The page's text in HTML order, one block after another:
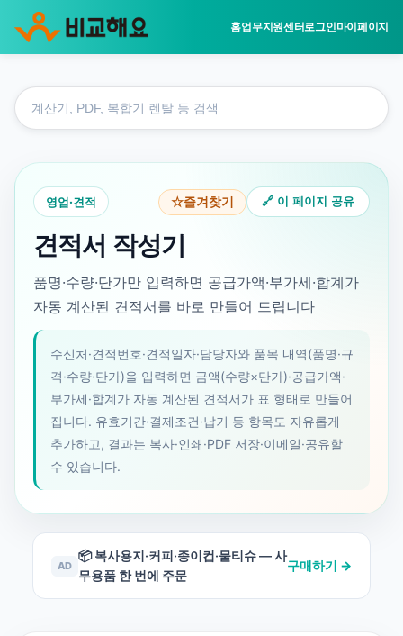
홈업무지원센터로그인마이페이지
업무지원센터
영업·견적
견적서 작성기
구
검
영업·견적 ☆즐겨찾기 🔗 이 페이지 공유
견적서 작성기
품명·수량·단가만 입력하면 공급가액·부가세·합계가
자동 계산된 견적서를 바로 만들어 드립니다
수신처·견적번호·견적일자·담당자와 품목 내역(품명·규
격·수량·단가)을 입력하면 금액(수량×단가)·공급가액·
부가세·합계가 자동 계산된 견적서가 표 형태로 만들어
집니다. 유효기간·결제조건·납기 등 항목도 자유롭게
추가하고, 결과는 복사·인쇄·PDF 저장·이메일·공유할
수 있습니다.
AD
📦 복사용지·커피·종이컵·물티슈 — 사
무용품 한 번에 주문
구매하기 →